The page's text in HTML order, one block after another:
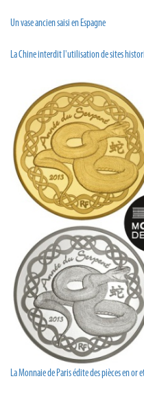
Un vase ancien saisi en Espagne
La Chine interdit l'utilisation de sites
La Monnaie de Paris édite des pièces en or